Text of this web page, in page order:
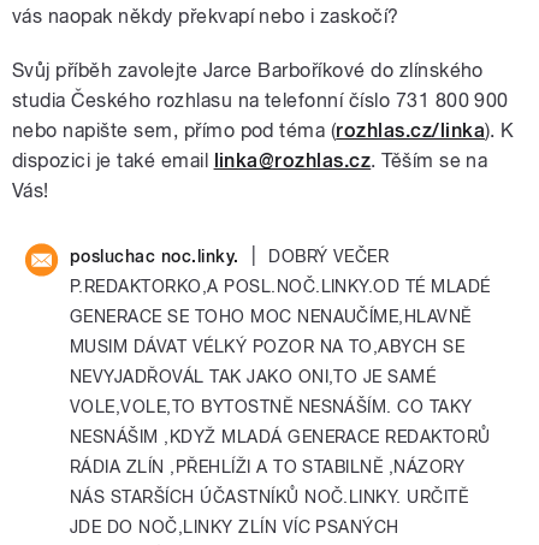
vás naopak někdy překvapí nebo i zaskočí?
Svůj příběh zavolejte Jarce Barboříkové do zlínského
studia Českého rozhlasu na telefonní číslo 731 800 900
nebo napište sem, přímo pod téma (rozhlas.cz/linka). K
dispozici je také email linka@rozhlas.cz. Těším se na
Vás!
posluchac noc.linky.
DOBRÝ VEČER
P.REDAKTORKO,A POSL.NOČ.LINKY.OD TÉ MLADÉ
GENERACE SE TOHO MOC NENAUČÍME,HLAVNĚ
MUSIM DÁVAT VÉLKÝ POZOR NA TO,ABYCH SE
NEVYJADŘOVÁL TAK JAKO ONI,TO JE SAMÉ
VOLE,VOLE,TO BYTOSTNĚ NESNÁŠÍM. CO TAKY
NESNÁŠIM ,KDYŽ MLADÁ GENERACE REDAKTORŮ
RÁDIA ZLÍN ,PŘEHLÍŽI A TO STABILNĚ ,NÁZORY
NÁS STARŠÍCH ÚČASTNÍKŮ NOČ.LINKY. URČITĚ
JDE DO NOČ,LINKY ZLÍN VÍC PSANÝCH